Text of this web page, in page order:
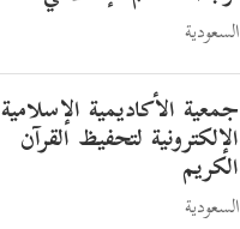
السعودية
جمعية الأكاديمية الإسلامية
الإلكترونية لتحفيظ القرآن
الكريم
السعودية